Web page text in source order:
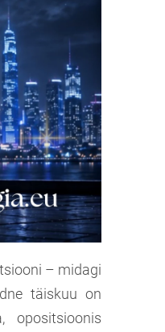
– midagi
täiskuu on
opositsioonis